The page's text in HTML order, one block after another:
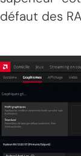
défaut des